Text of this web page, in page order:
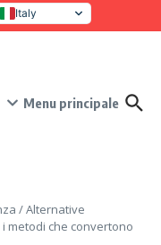
giorni per crescita e
Italy
United States
Menu principale
/Alternative
metodi che convertono